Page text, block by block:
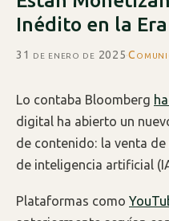
Inédito en la
31 de enero de 2025·
Lo contaba Bloomberg
digital ha abierto un
de contenido: la venta
de inteligencia artificial
Plataformas como